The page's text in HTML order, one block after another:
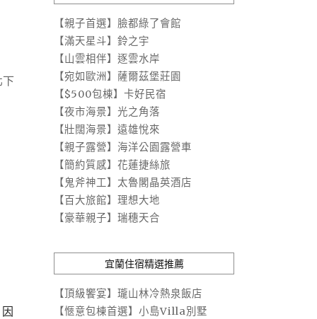
下
【親子首選】臉都綠了會館
【滿天星斗】鈴之宇
【山雲相伴】逐雲水岸
【宛如歐洲】薩爾茲堡莊園
【$500包棟】卡好民宿
【夜市海景】光之角落
【壯闊海景】遠雄悅來
【親子露營】海洋公園露營車
【簡約質感】花蓮捷絲旅
【鬼斧神工】太魯閣晶英酒店
【百大旅館】理想大地
【豪華親子】瑞穗天合
宜蘭住宿精選推薦
【頂級饗宴】瓏山林冷熱泉飯店
【愜意包棟首選】小島Villa別墅